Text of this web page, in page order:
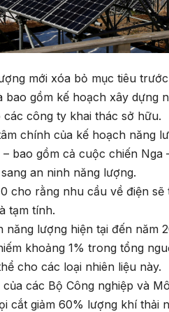
mới xóa bỏ mục tiêu
bao gồm kế hoạch xây dựng
các công ty khai thác sở hữu.
chính của kế hoạch năng
bao gồm cả cuộc chiến
an ninh năng lượng.
cho rằng nhu cầu về điện
tạm tính.
năng lượng hiện tại đến năm
khoảng 1% trong tổng
cho các loại nhiên liệu này.
các Bộ Công nghiệp và
cắt giảm 60% lượng khí thải